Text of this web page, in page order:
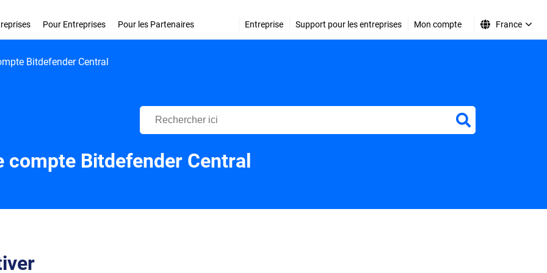
Pour Entreprises Pour les Partenaires Entreprise Support pour les entreprises Mon compte France
Bitdefender Central
compte Bitdefender Central
Centre d'Assistance Bitdefender